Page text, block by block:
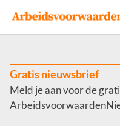
Events
Adverteren
Werkgevers
Contact
Gratis nieuwsbrief
Meld je aan voor de